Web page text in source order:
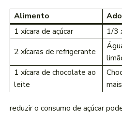
Alimento
1 xícara de açúcar
1/3
2 xícaras de refrigerante
1 xícara⁣ de chocolate ao
leite
reduzir‍ o consumo de açúcar